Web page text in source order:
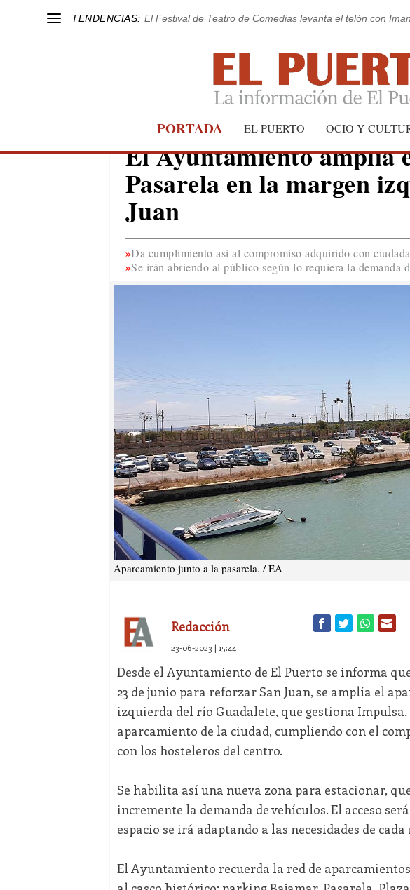
TENDENCIAS: El Festival de Teatro de Comedias levanta el telón con
PORTADA EL PUERTO OCIO Y
SAN JUAN
El Ayuntamiento amplía
Pasarela en la margen
Juan
Da cumplimiento así al compromiso adquirido con
Se irán abriendo al público según lo requiera la demanda
Aparcamiento junto a la pasarela. / EA
Redacción
23-06-2023 | 15:44
Desde el Ayuntamiento de El Puerto se informa
23 de junio para reforzar San Juan, se amplía el
izquierda del río Guadalete, que gestiona
aparcamiento de la ciudad, cumpliendo con el
con los hosteleros del centro.
Se habilita así una nueva zona para estacionar,
incremente la demanda de vehículos. El acceso
espacio se irá adaptando a las necesidades de
El Ayuntamiento recuerda la red de